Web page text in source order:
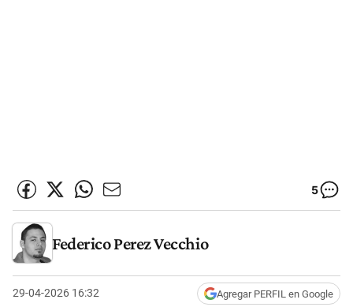
5
Federico Perez Vecchio
29-04-2026 16:32 Agregar PERFIL en Google